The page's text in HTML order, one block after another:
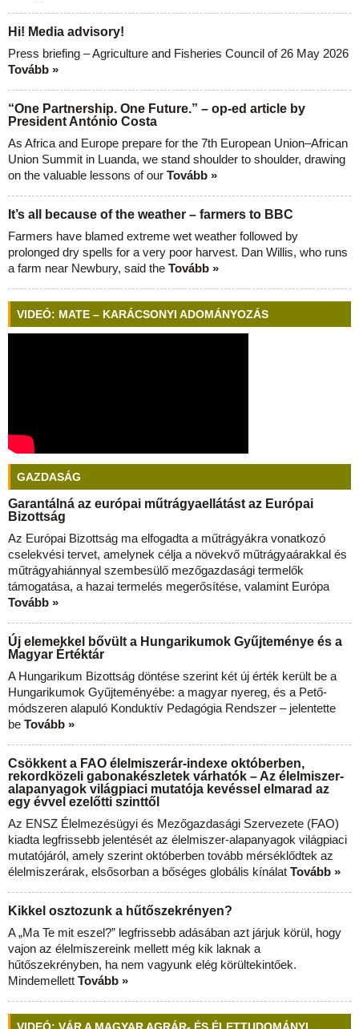
Hi! Media advisory!
Press briefing – Agriculture and Fisheries Council of 26 May 2026
Tovább »
“One Partnership. One Future.” – op-ed article by
President António Costa
As Africa and Europe prepare for the 7th European Union–African
Union Summit in Luanda, we stand shoulder to shoulder, drawing
on the valuable lessons of our Tovább »
It’s all because of the weather – farmers to BBC
Farmers have blamed extreme wet weather followed by
prolonged dry spells for a very poor harvest. Dan Willis, who runs
a farm near Newbury, said the Tovább »
VIDEÓ: MATE – KARÁCSONYI ADOMÁNYOZÁS
GAZDASÁG
Garantálná az európai műtrágyaellátást az Európai
Bizottság
Az Európai Bizottság ma elfogadta a műtrágyákra vonatkozó
cselekvési tervet, amelynek célja a növekvő műtrágyaárakkal és
műtrágyahiánnyal szembesülő mezőgazdasági termelők
támogatása, a hazai termelés megerősítése, valamint Európa
Tovább »
Új elemekkel bővült a Hungarikumok Gyűjteménye és a
Magyar Értéktár
A Hungarikum Bizottság döntése szerint két új érték került be a
Hungarikumok Gyűjteményébe: a magyar nyereg, és a Pető-
módszeren alapuló Konduktív Pedagógia Rendszer – jelentette
be Tovább »
Csökkent a FAO élelmiszerár-indexe októberben,
rekordközeli gabonakészletek várhatók – Az élelmiszer-
alapanyagok világpiaci mutatója kevéssel elmarad az
egy évvel ezelőtti szinttől
Az ENSZ Élelmezésügyi és Mezőgazdasági Szervezete (FAO)
kiadta legfrissebb jelentését az élelmiszer-alapanyagok világpiaci
mutatójáról, amely szerint októberben tovább mérséklődtek az
élelmiszerárak, elsősorban a bőséges globális kínálat Tovább »
Kikkel osztozunk a hűtőszekrényen?
A „Ma Te mit eszel?” legfrissebb adásában azt járjuk körül, hogy
vajon az élelmiszereink mellett még kik laknak a
hűtőszekrényben, ha nem vagyunk elég körültekintőek.
Mindemellett Tovább »